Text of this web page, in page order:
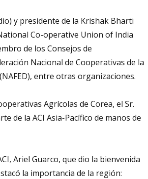
y presidente de la Krishak Bharti
Co-operative Union of India
de los Consejos de
Nacional de Cooperativas de la
entre otras organizaciones.
Agrícolas de Corea, el Sr.
de la ACI Asia-Pacífico de manos de
Ariel Guarco, que dio la bienvenida
la importancia de la región: